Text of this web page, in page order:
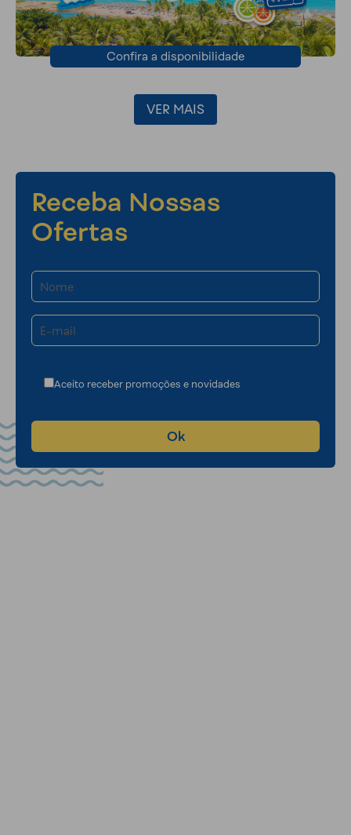
Confira a disponibilidade
VER MAIS
Receba Nossas
Ofertas
Aceito receber promoções e novidades